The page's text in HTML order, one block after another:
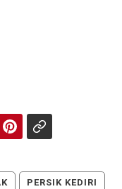
PERSIK KEDIRI